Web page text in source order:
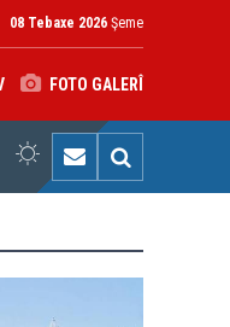
08 Tebaxe 2026 Şeme
FOTO GALERÎ
Rojhilatê Dîcleyê